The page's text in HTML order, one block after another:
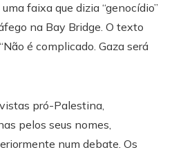
faixa que dizia “genocídio”
na Bay Bridge. O texto
é complicado. Gaza será
pró-Palestina,
pelos seus nomes,
num debate. Os